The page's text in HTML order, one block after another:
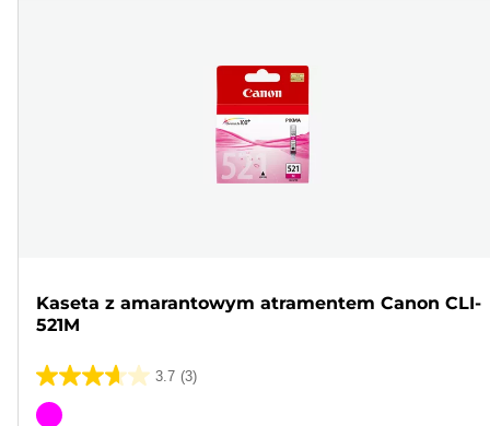
Kaseta z amarantowym atramentem Canon CLI-
521M
3.7 (3)
3.7
na
Wkład